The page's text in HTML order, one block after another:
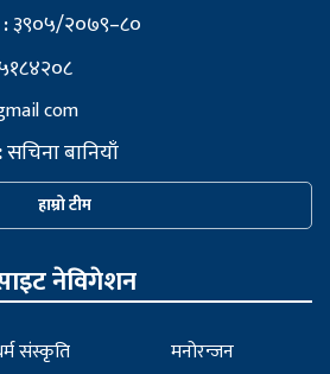
:३९०५/२०७९–८०
com
सचिना बानियाँ
हाम्रो टीम
नेविगेशन
संस्कृति
मनोरन्जन